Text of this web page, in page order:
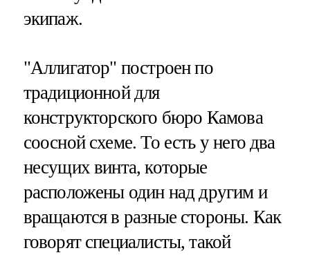
экипаж.
"Аллигатор" построен по
традиционной для
конструкторского бюро Камова
соосной схеме. То есть у него два
несущих винта, которые
расположены один над другим и
вращаются в разные стороны. Как
говорят специалисты, такой